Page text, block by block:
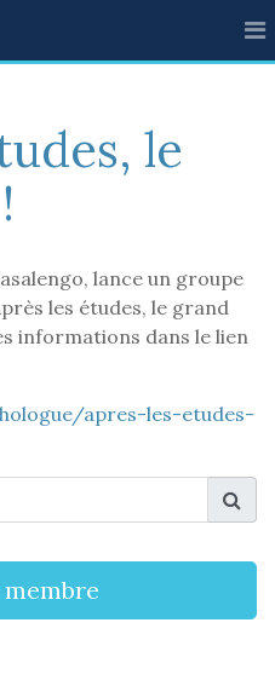
le
lance un groupe
les études, le grand
informations dans le lien
apres-les-etudes-